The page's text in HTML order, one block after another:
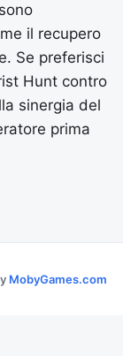
il recupero
Se preferisci
Hunt contro
sinergia del
prima
MobyGames.com